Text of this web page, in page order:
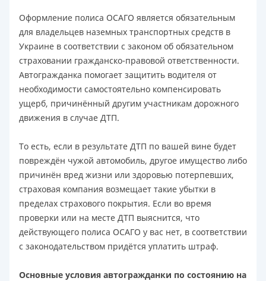
Оформление полиса ОСАГО является обязательным
для владельцев наземных транспортных средств в
Украине в соответствии с законом об обязательном
страховании гражданско-правовой ответственности.
Автогражданка помогает защитить водителя от
необходимости самостоятельно компенсировать
ущерб, причинённый другим участникам дорожного
движения в случае ДТП.
То есть, если в результате ДТП по вашей вине будет
повреждён чужой автомобиль, другое имущество либо
причинён вред жизни или здоровью потерпевших,
страховая компания возмещает такие убытки в
пределах страхового покрытия. Если во время
проверки или на месте ДТП выяснится, что
действующего полиса ОСАГО у вас нет, в соответствии
с законодательством придётся уплатить штраф.
Основные условия автогражданки по состоянию на